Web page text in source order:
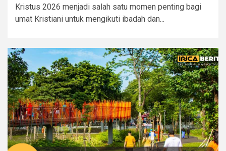
Kristus 2026 menjadi salah satu momen penting bagi
umat Kristiani untuk mengikuti ibadah dan...